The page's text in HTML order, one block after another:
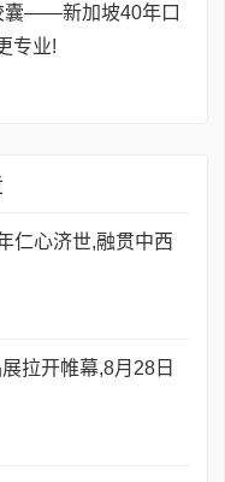
囊——新加坡40年口
专业!
仁心济世,融贯中西
拉开帷幕,8月28日